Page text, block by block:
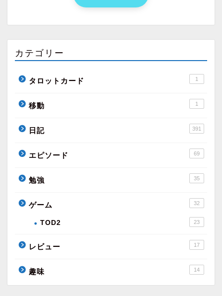
カテゴリー
タロットカード 1
移動 1
日記 391
エピソード 69
勉強 35
ゲーム 32
TOD2 23
レビュー 17
趣味 14